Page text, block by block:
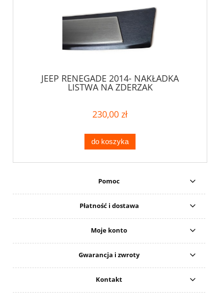
JEEP RENEGADE 2014- NAKŁADKA
LISTWA NA ZDERZAK
230,00 zł
do koszyka
Pomoc
Płatność i dostawa
Moje konto
Gwarancja i zwroty
Kontakt